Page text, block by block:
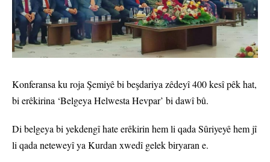
Konferansa ku roja Şemiyê bi beşdariya zêdeyî 400 kesî pêk hat,
bi erêkirina ‘Belgeya Helwesta Hevpar’ bi dawî bû.
Di belgeya bi yekdengî hate erêkirin hem li qada Sûriyeyê hem jî
li qada neteweyî ya Kurdan xwedî gelek biryaran e.